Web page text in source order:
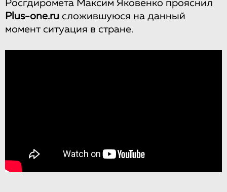
Росгдиромета Максим Яковенко прояснил
Plus-one.ru сложившуюся на данный
момент ситуация в стране.